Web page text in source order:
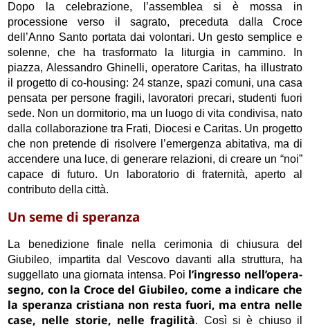
Dopo la celebrazione, l’assemblea si è mossa in
processione verso il sagrato, preceduta dalla Croce
dell’Anno Santo portata dai volontari. Un gesto semplice e
solenne, che ha trasformato la liturgia in cammino. In
piazza, Alessandro Ghinelli, operatore Caritas, ha illustrato
il progetto di co-housing: 24 stanze, spazi comuni, una casa
pensata per persone fragili, lavoratori precari, studenti fuori
sede. Non un dormitorio, ma un luogo di vita condivisa, nato
dalla collaborazione tra Frati, Diocesi e Caritas. Un progetto
che non pretende di risolvere l’emergenza abitativa, ma di
accendere una luce, di generare relazioni, di creare un “noi”
capace di futuro. Un laboratorio di fraternità, aperto al
contributo della città.
Un seme di speranza
La benedizione finale nella cerimonia di chiusura del
Giubileo, impartita dal Vescovo davanti alla struttura, ha
suggellato una giornata intensa. Poi l’ingresso nell’opera-
segno, con la Croce del Giubileo, come a indicare che
la speranza cristiana non resta fuori, ma entra nelle
case, nelle storie, nelle fragilità. Così si è chiuso il